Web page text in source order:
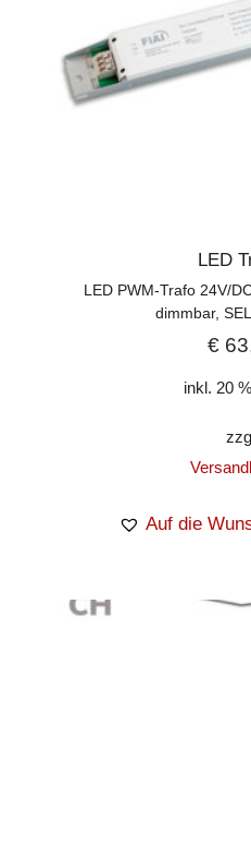
LED
LED PWM-Trafo 24V/
dimmbar,
€
inkl. 20
Auf die